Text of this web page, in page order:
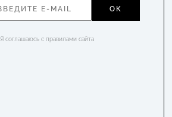
ОК
Я соглашаюсь с правилами сайта